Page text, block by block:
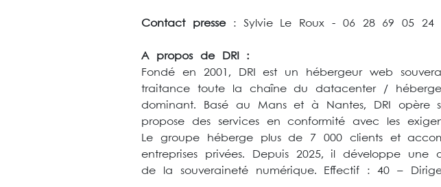
Contact presse : Sylvie Le Roux - 06 28 69 05 24 -
A propos de DRI :
Fondé en 2001, DRI est un hébergeur web
traitance toute la chaîne du datacenter /
dominant. Basé au Mans et à Nantes, DRI opère
propose des services en conformité avec les
Le groupe héberge plus de 7 000 clients et
entreprises privées. Depuis 2025, il développe
de la souveraineté numérique. Effectif : 40 –